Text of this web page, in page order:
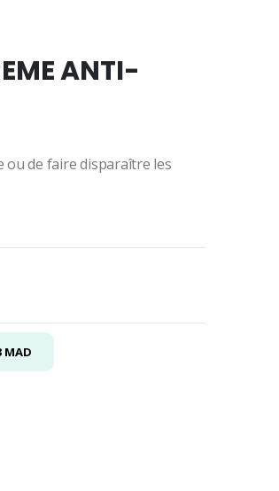
ANTI-
ou de faire disparaître les
MAD